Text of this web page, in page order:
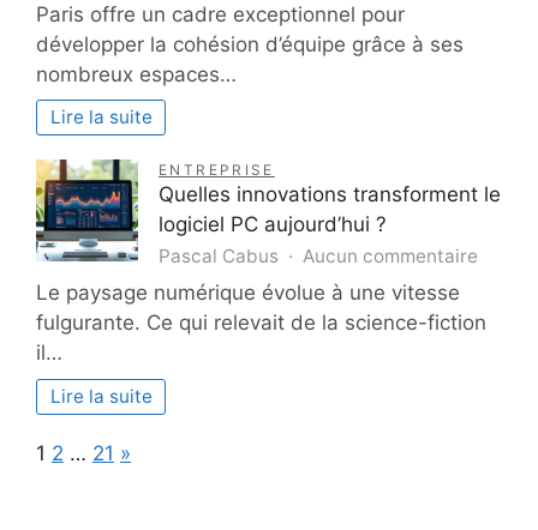
Paris offre un cadre exceptionnel pour
développer la cohésion d’équipe grâce à ses
nombreux espaces…
Lire la suite
ENTREPRISE
Quelles innovations transforment le
logiciel PC aujourd’hui ?
Pascal Cabus Aucun commentaire
Le paysage numérique évolue à une vitesse
fulgurante. Ce qui relevait de la science-fiction
il…
Lire la suite
Page:
1 2 … 21 Next
»